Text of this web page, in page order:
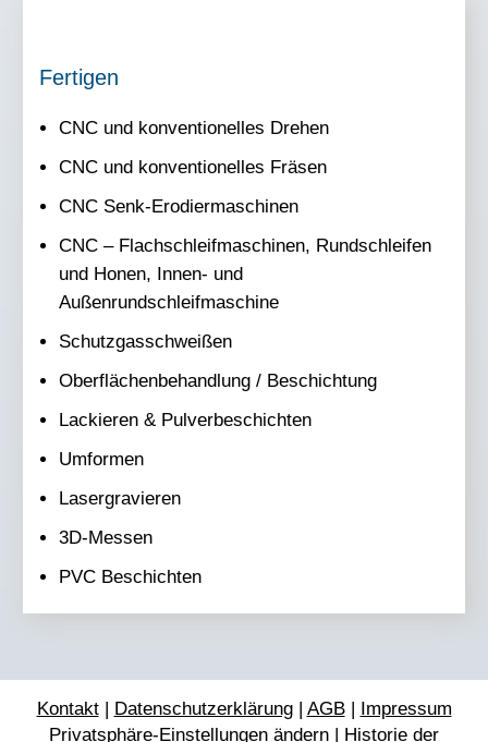
Fertigen
CNC und konventionelles Drehen​
CNC und konventionelles Fräsen ​
CNC Senk-Erodiermaschinen​
CNC – Flachschleifmaschinen, Rundschleifen
und Honen, Innen- und
Außenrundschleifmaschine​
Schutzgasschweißen​
Oberflächenbehandlung / Beschichtung​
Lackieren & Pulverbeschichten​
Umformen​
Lasergravieren​
3D-Messen​
PVC Beschichten​
Kontakt| Datenschutzerklärung| AGB| Impressum
Privatsphäre-Einstellungen ändern | Historie der